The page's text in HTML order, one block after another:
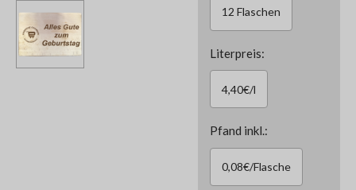
12 Flaschen
Literpreis:
4,40€/l
Pfand inkl.:
0,08€/Flasche